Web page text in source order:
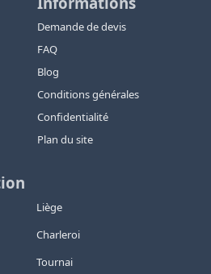
Demande de devis
FAQ
Blog
Conditions générales
Confidentialité
Plan du site
Liège
Charleroi
Tournai